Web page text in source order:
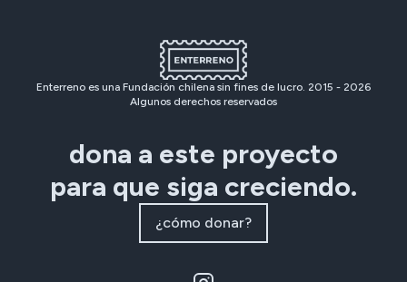
Enterreno es una Fundación chilena sin fines de lucro. 2015 - 2026
Algunos derechos reservados
dona a este proyecto
para que siga creciendo.
¿cómo donar?